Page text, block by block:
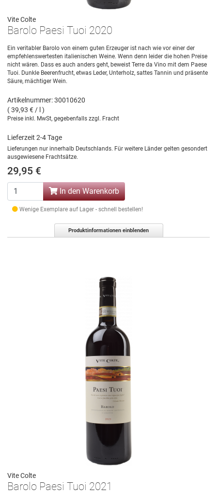
Vite Colte
Barolo Paesi Tuoi 2020
Ein veritabler Barolo von einem guten Erzeuger ist nach wie vor einer der
empfehlenswertesten italienischen Weine. Wenn denn leider die hohen Preise
nicht wären. Dass es auch anders geht, beweist Terre da Vino mit dem Paese
Tuoi. Dunkle Beerenfrucht, etwas Leder, Unterholz, sattes Tannin und präsente
Säure, mächtiger Wein.
Artikelnummer: 30010620
( 39,93 € / l )
Preise inkl. MwSt, gegebenfalls zzgl. Fracht
Lieferzeit 2-4 Tage
Lieferungen nur innerhalb Deutschlands. Für weitere Länder gelten gesondert
ausgewiesene Frachtsätze.
29,95 €
In den Warenkorb
Wenige Exemplare auf Lager - schnell bestellen!
Produktinformationen einblenden
Vite Colte
Barolo Paesi Tuoi 2021